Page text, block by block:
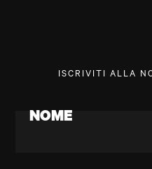
ISCRIVITI ALLA
NOME